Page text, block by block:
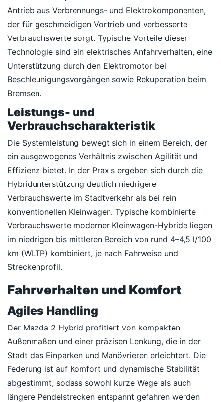
Antrieb aus Verbrennungs- und Elektrokomponenten,
der für geschmeidigen Vortrieb und verbesserte
Verbrauchswerte sorgt. Typische Vorteile dieser
Technologie sind ein elektrisches Anfahrverhalten, eine
Unterstützung durch den Elektromotor bei
Beschleunigungsvorgängen sowie Rekuperation beim
Bremsen.
Leistungs- und
Verbrauchscharakteristik
Die Systemleistung bewegt sich in einem Bereich, der
ein ausgewogenes Verhältnis zwischen Agilität und
Effizienz bietet. In der Praxis ergeben sich durch die
Hybridunterstützung deutlich niedrigere
Verbrauchswerte im Stadtverkehr als bei rein
konventionellen Kleinwagen. Typische kombinierte
Verbrauchswerte moderner Kleinwagen-Hybride liegen
im niedrigen bis mittleren Bereich von rund 4–4,5 l/100
km (WLTP) kombiniert, je nach Fahrweise und
Streckenprofil.
Fahrverhalten und Komfort
Agiles Handling
Der Mazda 2 Hybrid profitiert von kompakten
Außenmaßen und einer präzisen Lenkung, die in der
Stadt das Einparken und Manövrieren erleichtert. Die
Federung ist auf Komfort und dynamische Stabilität
abgestimmt, sodass sowohl kurze Wege als auch
längere Pendelstrecken entspannt gefahren werden